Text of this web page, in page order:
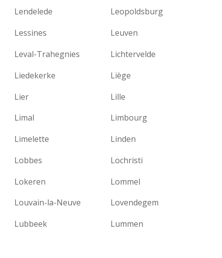
Lendelede
Leopoldsburg
Lessines
Leuven
Leval-Trahegnies
Lichtervelde
Liedekerke
Liège
Lier
Lille
Limal
Limbourg
Limelette
Linden
Lobbes
Lochristi
Lokeren
Lommel
Louvain-la-Neuve
Lovendegem
Lubbeek
Lummen